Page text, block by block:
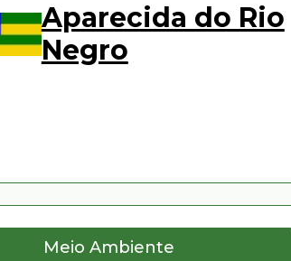
Aparecida do Rio
Negro
Meio Ambiente